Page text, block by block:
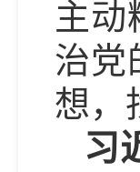
主动
治党
想，
习